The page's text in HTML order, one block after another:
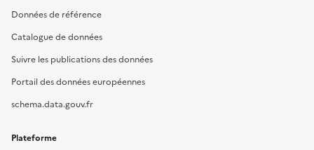
Données de référence
Catalogue de données
Suivre les publications des données
Portail des données européennes
schema.data.gouv.fr
Plateforme